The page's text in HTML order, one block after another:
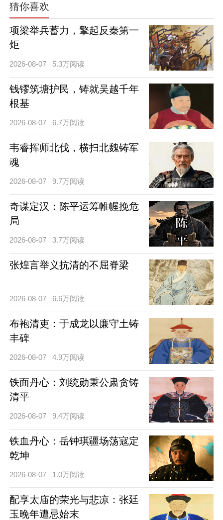
猜你喜欢
项梁举兵蓄力，擎起反秦第一
炬
2026-08-07 5.3万阅读
钱镠筑塘护民，铸就吴越千年
根基
2026-08-07 6.7万阅读
韦睿挥师北伐，横扫北魏铸军
魂
2026-08-07 9.7万阅读
奇谋定汉：陈平运筹帷幄挽危
局
2026-08-07 3.7万阅读
张煌言举义抗清的不屈脊梁
2026-08-07 6.6万阅读
布袍清吏：于成龙以廉守土铸
丰碑
2026-08-07 4.9万阅读
铁面丹心：刘统勋秉公肃贪铸
清平
2026-08-07 9.4万阅读
铁血丹心：岳钟琪疆场荡寇定
乾坤
2026-08-07 1.0万阅读
配享太庙的荣光与悲凉：张廷
玉晚年遭忌始末